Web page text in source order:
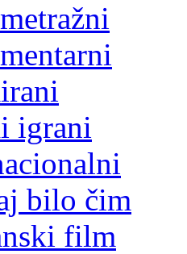
igrani
bilo čim
film